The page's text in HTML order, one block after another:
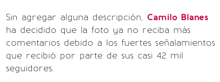
Sin agregar alguna descripción, Camilo Blanes
ha decidido que la foto ya no reciba más
comentarios debido a los fuertes señalamientos
que recibió por parte de sus casi 42 mil
seguidores.